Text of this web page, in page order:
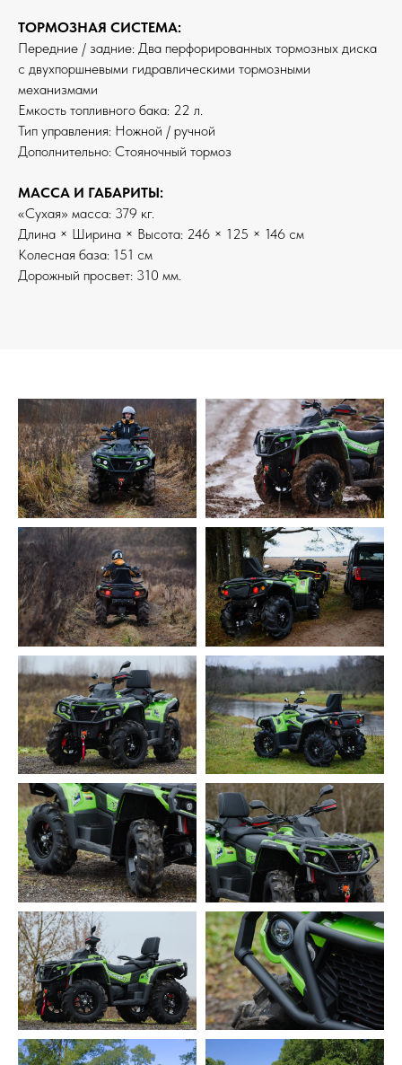
ТОРМОЗНАЯ СИСТЕМА:
Передние / задние: Два перфорированных тормозных диска
с двухпоршневыми гидравлическими тормозными
механизмами
Емкость топливного бака: 22 л.
Тип управления: Ножной / ручной
Дополнительно: Стояночный тормоз
МАССА И ГАБАРИТЫ:
«Сухая» масса: 379 кг.
Длина × Ширина × Высота: 246 × 125 × 146 см
Колесная база: 151 см
Дорожный просвет: 310 мм.